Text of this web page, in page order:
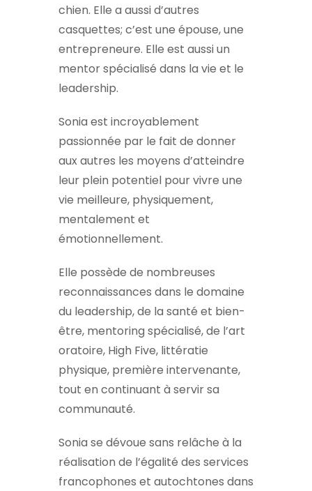
chien. Elle a aussi d’autres
casquettes; c’est une épouse, une
entrepreneure. Elle est aussi un
mentor spécialisé dans la vie et le
leadership.
Sonia est incroyablement
passionnée par le fait de donner
aux autres les moyens d’atteindre
leur plein potentiel pour vivre une
vie meilleure, physiquement,
mentalement et
émotionnellement.
Elle possède de nombreuses
reconnaissances dans le domaine
du leadership, de la santé et bien-
être, mentoring spécialisé, de l’art
oratoire, High Five, littératie
physique, première intervenante,
tout en continuant à servir sa
communauté.
Sonia se dévoue sans relâche à la
réalisation de l’égalité des services
francophones et autochtones dans